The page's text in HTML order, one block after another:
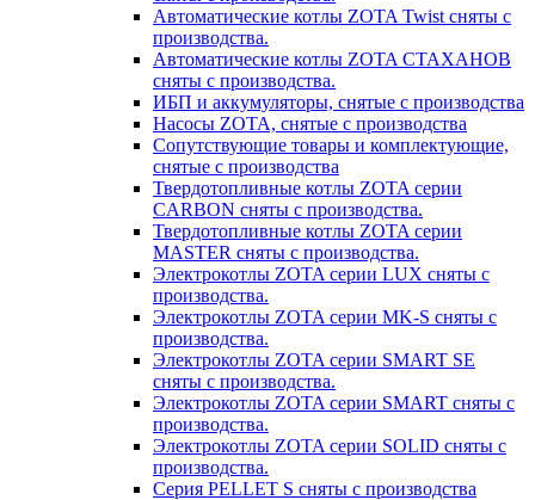
Автоматические котлы ZOTA Twist сняты с
производства.
Автоматические котлы ZOTA СТАХАНОВ
сняты с производства.
ИБП и аккумуляторы, снятые с производства
Насосы ZOTA, снятые с производства
Сопутствующие товары и комплектующие,
снятые с производства
Твердотопливные котлы ZOTA серии
CARBON сняты с производства.
Твердотопливные котлы ZOTA серии
MASTER сняты с производства.
Электрокотлы ZOTA серии LUX сняты с
производства.
Электрокотлы ZOTA серии MK-S сняты с
производства.
Электрокотлы ZOTA серии SMART SE
сняты с производства.
Электрокотлы ZOTA серии SMART сняты с
производства.
Электрокотлы ZOTA серии SOLID сняты с
производства.
Серия PELLET S сняты с производства